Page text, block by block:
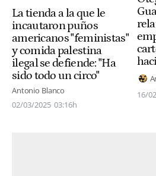
La tienda a la que le
incautaron puños
americanos "feministas"
y comida palestina
ilegal se defiende: "Ha
sido todo un circo"
Antonio Blanco
02/03/2025 03:16h
16/